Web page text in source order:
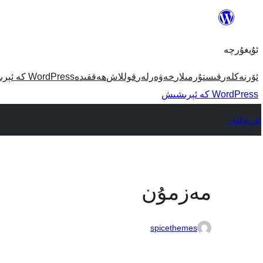
مەزمۇنغا
ئۇيغۇرچە
ئۆرنەكلەر قىستۇرمىلار خەۋەرلەر قوللاشھەققىدەWordPress كە ئېرىشىش
WordPress كە ئېرىشىش
ئۆرنەكلەر
مەزمۇن
spicethemes